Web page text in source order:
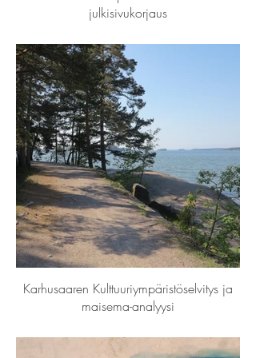
julkisivukorjaus
Karhusaaren Kulttuuriympäristöselvitys ja
maisema-analyysi